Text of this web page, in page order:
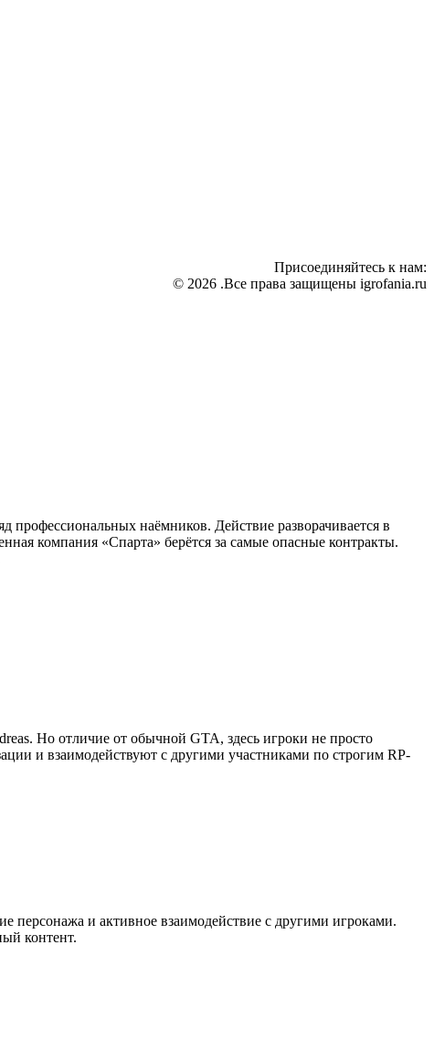
Присоединяйтесь к нам:
© 2026 .Все права защищены igrofania.ru
профессиональных наёмников. Действие разворачивается в
компания «Спарта» берётся за самые опасные контракты.
Но отличие от обычной GTA, здесь игроки не просто
и взаимодействуют с другими участниками по строгим RP-
персонажа и активное взаимодействие с другими игроками.
контент.